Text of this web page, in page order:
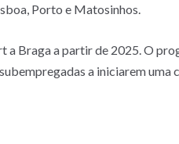
Porto e Matosinhos.
a Braga a partir de 2025. O
a iniciarem uma